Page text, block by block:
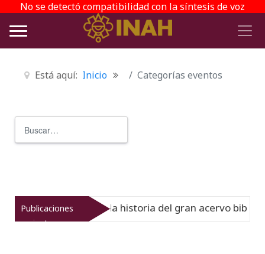
No se detectó compatibilidad con la síntesis de voz
Está aquí: Inicio Categorías eventos
Publicaciones
recientes
Virreinato muestra la historia del gran acervo